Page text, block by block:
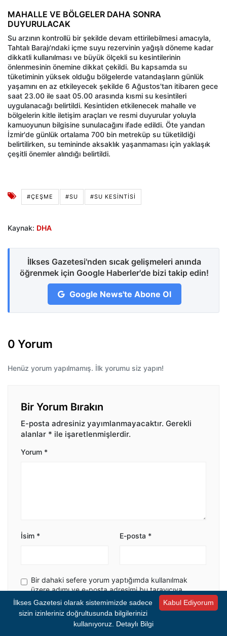
MAHALLE VE BÖLGELER DAHA SONRA
DUYURULACAK
Su arzının kontrollü bir şekilde devam ettirilebilmesi amacıyla,
Tahtalı Barajı'ndaki içme suyu rezervinin yağışlı döneme kadar
dikkatli kullanılması ve büyük ölçekli su kesintilerinin
önlenmesinin önemine dikkat çekildi. Bu kapsamda su
tüketiminin yüksek olduğu bölgelerde vatandaşların günlük
yaşamını en az etkileyecek şekilde 6 Ağustos'tan itibaren gece
saat 23.00 ile saat 05.00 arasında kısmi su kesintileri
uygulanacağı belirtildi. Kesintiden etkilenecek mahalle ve
bölgelerin kitle iletişim araçları ve resmi duyurular yoluyla
kamuoyunun bilgisine sunulacağını ifade edildi. Öte yandan
İzmir'de günlük ortalama 700 bin metreküp su tüketildiği
belirtilirken, su temininde aksaklık yaşanmaması için yaklaşık
çeşitli önemler alındığı belirtildi.
#ÇEŞME #SU #SU KESINTISI
Kaynak: DHA
İlkses Gazetesi'nden sıcak gelişmeleri anında
öğrenmek için Google Haberler'de bizi takip edin!
Google News'te Abone Ol
0 Yorum
Henüz yorum yapılmamış. İlk yorumu siz yapın!
Bir Yorum Bırakın
E-posta adresiniz yayımlanmayacaktır. Gerekli
alanlar * ile işaretlenmişlerdir.
Yorum *
İsim * E-posta *
Bir dahaki sefere yorum yaptığımda kullanılmak
üzere adımı ve e-posta adresimi bu tarayıcıya
kaydet.
Yorumu Gönder
Kabul Ediyorum
İlkses Gazetesi olarak sistemimizde sadece
sizin izinleriniz doğrultusunda bilgilerinizi
kullanıyoruz. Detaylı Bilgi